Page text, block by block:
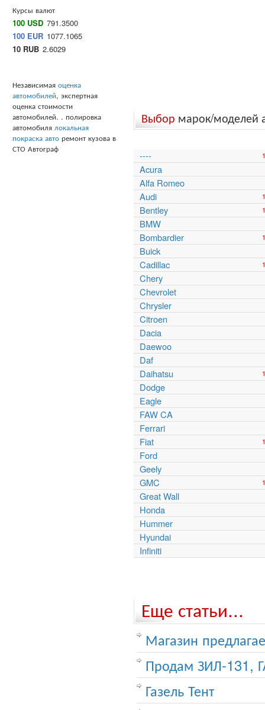
Курсы валют
100 USD 791.3500
100 EUR 1077.1065
10 RUB 2.6029
Независимая оценка
автомобилей, экспертная
оценка стоимости
автомобилей. . полировка
автомобиля локальная
покраска авто ремонт кузова в
СТО Автограф
Выбор марок/моделей
----
Acura
Alfa Romeo
Audi
Bentley
BMW
Bombardier
Buick
Cadillac
Chery
Chevrolet
Chrysler
Citroen
Dacia
Daewoo
Daf
Daihatsu
Dodge
Eagle
FAW CA
Ferrari
Fiat
Ford
Geely
GMC
Great Wall
Honda
Hummer
Hyundai
Infiniti
Еще статьи...
Магазин
Продам ЗИЛ-131,
Газель Тент